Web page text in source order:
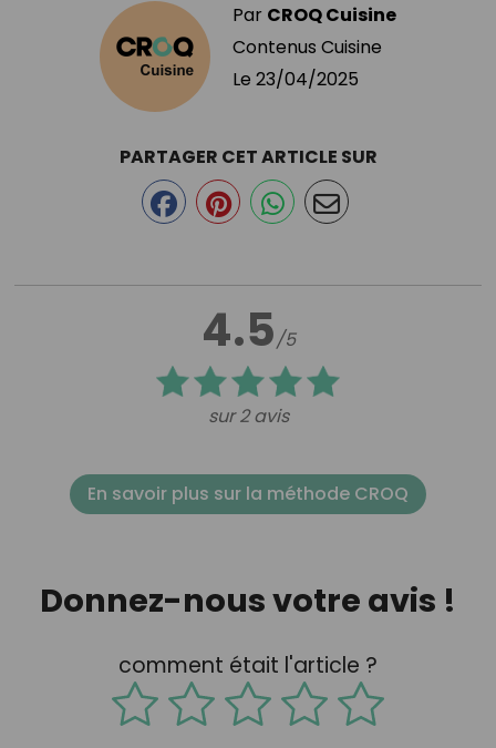
Par CROQ Cuisine
Contenus Cuisine
Le 23/04/2025
4.5/5
sur 2 avis
PARTAGER CET ARTICLE SUR
En savoir plus sur la méthode CROQ
Donnez-nous votre avis !
comment était l'article ?